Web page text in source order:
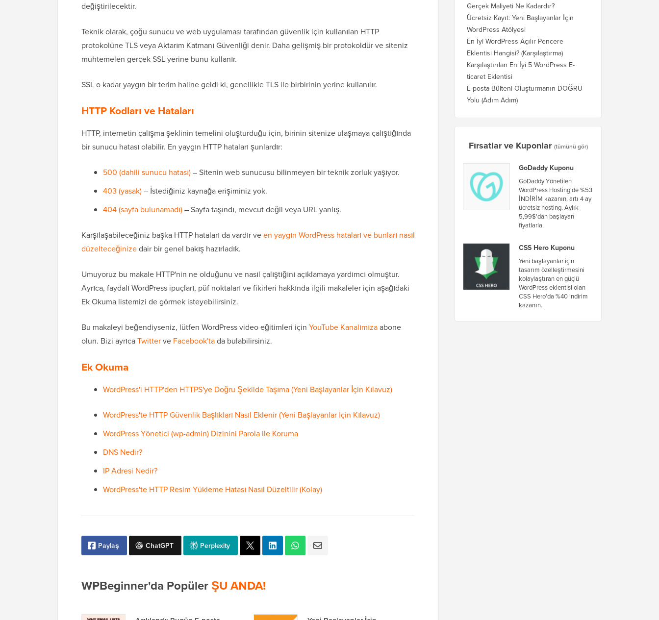
değiştirilecektir.
Teknik olarak, çoğu sunucu ve web uygulaması tarafından güvenlik için kullanılan HTTP
protokolüne TLS veya Aktarım Katmanı Güvenliği denir. Daha gelişmiş bir protokoldür ve siteniz
muhtemelen gerçek SSL yerine bunu kullanır.
SSL o kadar yaygın bir terim haline geldi ki, genellikle TLS ile birbirinin yerine kullanılır.
HTTP Kodları ve Hataları
HTTP, internetin çalışma şeklinin temelini oluşturduğu için, birinin sitenize ulaşmaya çalıştığında
bir sunucu hatası olabilir. En yaygın HTTP hataları şunlardır:
500 (dahili sunucu hatası)– Sitenin web sunucusu bilinmeyen bir teknik zorluk yaşıyor.
403 (yasak)– İstediğiniz kaynağa erişiminiz yok.
404 (sayfa bulunamadı)– Sayfa taşındı, mevcut değil veya URL yanlış.
Karşılaşabileceğiniz başka HTTP hataları da vardır veen yaygın WordPress hataları ve bunları nasıl
düzelteceğinizedair bir genel bakış hazırladık.
Umuyoruz bu makale HTTP'nin ne olduğunu ve nasıl çalıştığını açıklamaya yardımcı olmuştur.
Ayrıca, faydalı WordPress ipuçları, püf noktaları ve fikirleri hakkında ilgili makaleler için aşağıdaki
Ek Okuma listemizi de görmek isteyebilirsiniz.
Bu makaleyi beğendiyseniz, lütfen WordPress video eğitimleri için YouTube Kanalımızaabone
olun. Bizi ayrıcaTwitterve Facebook'tada bulabilirsiniz.
Ek Okuma
WordPress'i HTTP'den HTTPS'ye Doğru Şekilde Taşıma (Yeni Başlayanlar İçin Kılavuz)
WordPress'te HTTP Güvenlik Başlıkları Nasıl Eklenir (Yeni Başlayanlar İçin Kılavuz)
WordPress Yönetici (wp-admin) Dizinini Parola ile Koruma
DNS Nedir?
IP Adresi Nedir?
WordPress'te HTTP Resim Yükleme Hatası Nasıl Düzeltilir (Kolay)
Paylaş ChatGPT Perplexity
WPBeginner'da PopülerŞU ANDA!
Gerçek Maliyeti Ne Kadardır?
Ücretsiz Kayıt: Yeni Başlayanlar İçin
WordPress Atölyesi
En İyi WordPress Açılır Pencere
Eklentisi Hangisi? (Karşılaştırma)
Karşılaştırılan En İyi 5 WordPress E-
ticaret Eklentisi
E-posta Bülteni Oluşturmanın DOĞRU
Yolu (Adım Adım)
Fırsatlar ve Kuponlar (tümünü gör)
GoDaddy Kuponu
GoDaddy Yönetilen
WordPress Hosting'de %53
İNDİRİM kazanın, artı 4 ay
ücretsiz hosting. Aylık
5,99$'dan başlayan
fiyatlarla.
CSS Hero Kuponu
Yeni başlayanlar için
tasarım özelleştirmesini
kolaylaştıran en güçlü
WordPress eklentisi olan
CSS Hero'da %40 indirim
kazanın.